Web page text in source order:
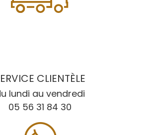
CLIENTÈLE
lundi au vendredi
05 56 31 84 30